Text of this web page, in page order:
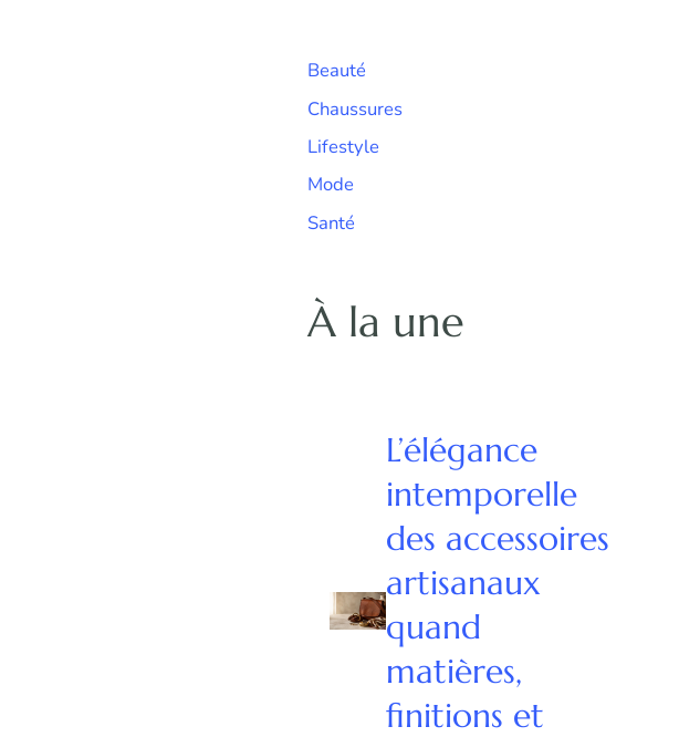
Beauté
Chaussures
Lifestyle
Mode
Santé
À la une
L’élégance
intemporelle
des accessoires
artisanaux
quand
matières,
finitions et